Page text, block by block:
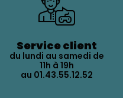
Service client
du lundi au samedi de
11h à 19h
au 01.43.55.12.52